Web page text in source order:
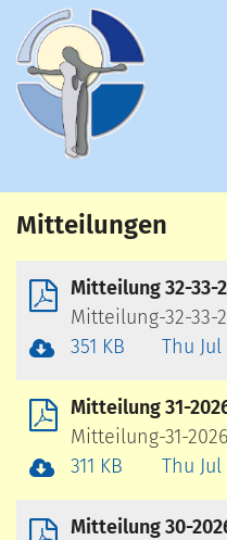
Zum Inhalt springen
Mitteilungen
Mitteilung 32-33-
Mitteilung-32-33-
351 KB
Thu Jul
Mitteilung 31-
Mitteilung-31-
311 KB
Thu Jul
Mitteilung 30-